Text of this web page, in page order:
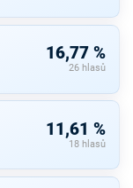
16,77 %
26 hlasů
11,61 %
18 hlasů